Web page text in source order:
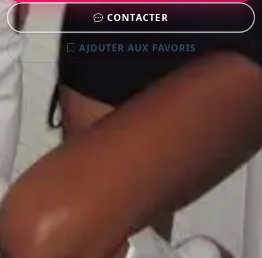
CONTACTER
AJOUTER AUX FAVORIS